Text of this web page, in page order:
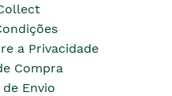
a Privacidade
Compra
Envio